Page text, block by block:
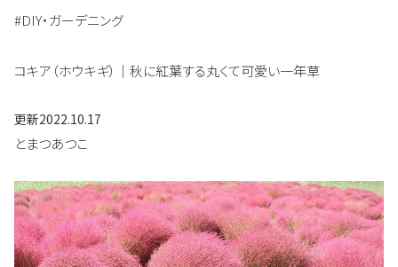
#DIY・ガーデニング
コキア（ホウキギ）｜秋に紅葉する丸くて可愛い一年草
更新2022.10.17
とまつあつこ